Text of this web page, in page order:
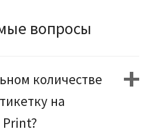
вопросы
количестве
на